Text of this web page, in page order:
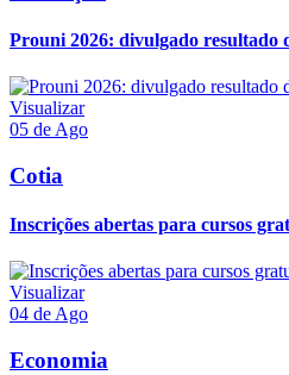
Prouni 2026: divulgado resultado
Visualizar
05 de Ago
Cotia
Inscrições abertas para cursos
Visualizar
04 de Ago
Economia